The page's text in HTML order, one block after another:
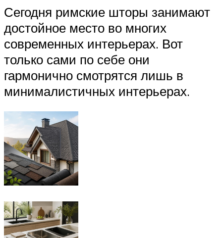
Сегодня римские шторы занимают
достойное место во многих
современных интерьерах. Вот
только сами по себе они
гармонично смотрятся лишь в
минималистичных интерьерах.